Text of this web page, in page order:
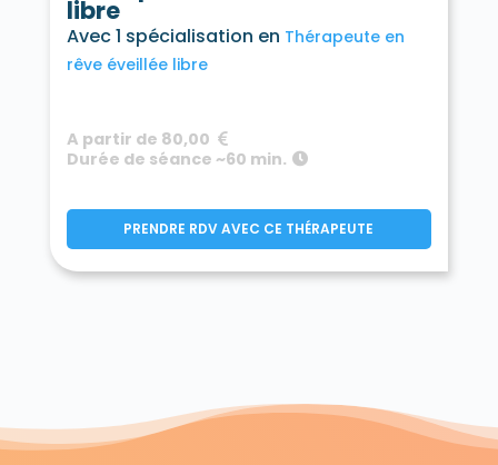
libre
Avec 1 spécialisation en Thérapeute en
rêve éveillée libre
A partir de 80,00
Durée de séance ~60 min.
PRENDRE RDV AVEC CE THÉRAPEUTE